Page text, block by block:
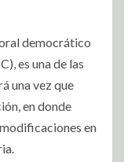
democrático
es una de las
una vez que
en donde
en